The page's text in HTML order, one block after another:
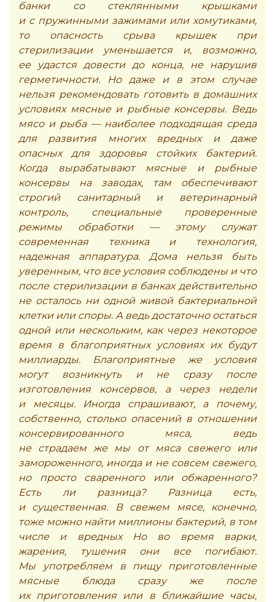
банки со стеклянными крышками
и с пружинными зажимами или хомутиками,
то опасность срыва крышек при
стерилизации уменьшается и, возможно,
ее удастся довести до конца, не нарушив
герметичности. Но даже и в этом случае
нельзя рекомендовать готовить в домашних
условиях мясные и рыбные консервы. Ведь
мясо и рыба — наиболее подходящая среда
для развития многих вредных и даже
опасных для здоровья стойких бактерий.
Когда вырабатывают мясные и рыбные
консервы на заводах, там обеспечивают
строгий санитарный и ветеринарный
контроль, специальные проверенные
режимы обработки — этому служат
современная техника и технология,
надежная аппаратура. Дома нельзя быть
уверенным, что все условия соблюдены и что
после стерилизации в банках действительно
не осталось ни одной живой бактериальной
клетки или споры. А ведь достаточно остаться
одной или нескольким, как через некоторое
время в благоприятных условиях их будут
миллиарды. Благоприятные же условия
могут возникнуть и не сразу после
изготовления консервов, а через недели
и месяцы. Иногда спрашивают, а почему,
собственно, столько опасений в отношении
консервированного мяса, ведь
не страдаем же мы от мяса свежего или
замороженного, иногда и не совсем свежего,
но просто сваренного или обжаренного?
Есть ли разница? Разница есть,
и существенная. В свежем мясе, конечно,
тоже можно найти миллионы бактерий, в том
числе и вредных Но во время варки,
жарения, тушения они все погибают.
Мы употребляем в пищу приготовленные
мясные блюда сразу же после
их приготовления или в ближайшие часы,